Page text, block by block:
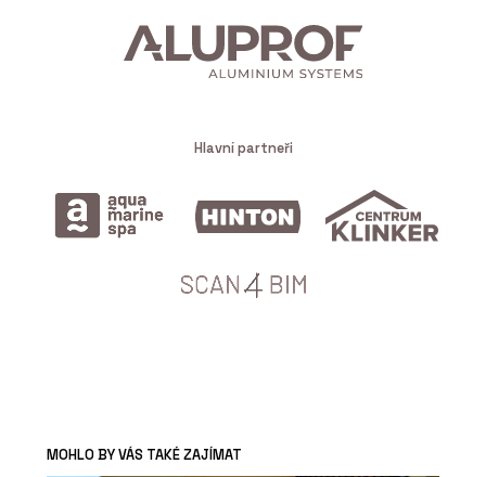
Hlavní partneři
MOHLO BY VÁS TAKÉ ZAJÍMAT